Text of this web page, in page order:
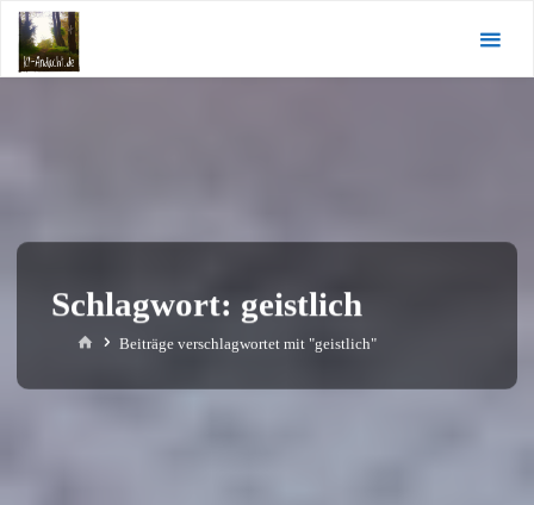
Zum
Inhalt
springen
Schlagwort: geistlich
StartBeiträge verschlagwortet mit "geistlich"